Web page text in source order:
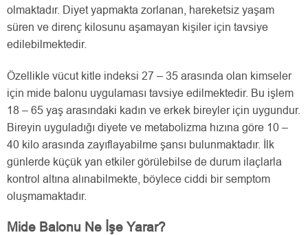
olmaktadır. Diyet yapmakta zorlanan, hareketsiz yaşam
süren ve direnç kilosunu aşamayan kişiler için tavsiye
edilebilmektedir.
Özellikle vücut kitle indeksi 27 – 35 arasında olan kimseler
için mide balonu uygulaması tavsiye edilmektedir. Bu işlem
18 – 65 yaş arasındaki kadın ve erkek bireyler için uygundur.
Bireyin uyguladığı diyete ve metabolizma hızına göre 10 –
40 kilo arasında zayıflayabilme şansı bulunmaktadır. İlk
günlerde küçük yan etkiler görülebilse de durum ilaçlarla
kontrol altına alınabilmekte, böylece ciddi bir semptom
oluşmamaktadır.
Mide Balonu Ne İşe Yarar?